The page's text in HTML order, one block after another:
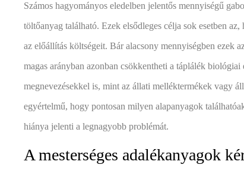
Számos hagyományos eledelben jelentős mennyiségű
töltőanyag található. Ezek elsődleges célja sok esetben
az előállítás költségeit. Bár alacsony mennyiségben ezek
magas arányban azonban csökkentheti a táplálék
megnevezésekkel is, mint az állati melléktermékek vagy
egyértelmű, hogy pontosan milyen alapanyagok
hiánya jelenti a legnagyobb problémát.
A mesterséges adalékanyagok